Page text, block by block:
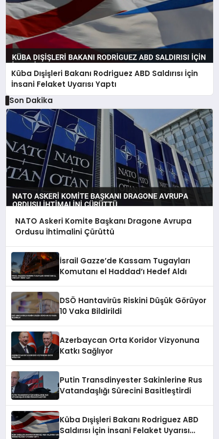
Küba Dışişleri Bakanı Rodriguez ABD Saldırısı İçin
İnsani Felaket Uyarısı Yaptı
Son Dakika
NATO Askeri Komite Başkanı Dragone Avrupa
Ordusu İhtimalini Çürüttü
İsrail Gazze’de Kassam Tugayları
Komutanı el Haddad’ı Hedef Aldı
DSÖ Hantavirüs Riskini Düşük Görüyor
10 Vaka Bildirildi
Azerbaycan Orta Koridor Vizyonuna
Katkı Sağlıyor
Putin Transdinyester Sakinlerine Rus
Vatandaşlığı Sürecini Basitleştirdi
Küba Dışişleri Bakanı Rodriguez ABD
Saldırısı İçin İnsani Felaket Uyarısı